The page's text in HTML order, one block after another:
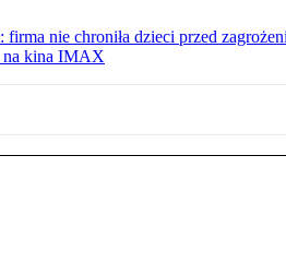
firma nie chroniła dzieci przed
na kina IMAX